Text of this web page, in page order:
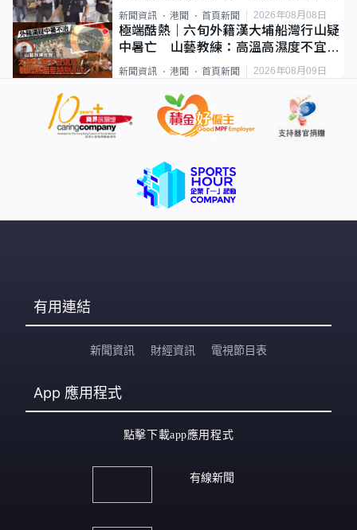
獲批
新聞資訊 港聞 首頁新聞 2026年08月08日
極端酷熱｜六旬外籍漢大埔船灣行山疑
中暑亡 山藝教練：高溫高濕度不宜遠
足
新聞資訊 港聞 首頁新聞 2026年08月09日
有用連結
新聞資訊 財經資訊 電視節目表
App 應用程式
點擊下載app應用程式
有線新聞